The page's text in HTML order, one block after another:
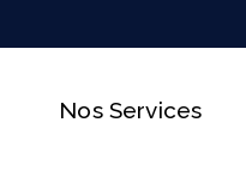
Nos Services